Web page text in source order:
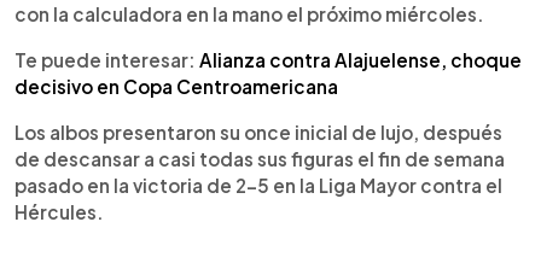
con la calculadora en la mano el próximo miércoles.
Te puede interesar: Alianza contra Alajuelense, choque
decisivo en Copa Centroamericana
Los albos presentaron su once inicial de lujo, después
de descansar a casi todas sus figuras el fin de semana
pasado en la victoria de 2-5 en la Liga Mayor contra el
Hércules.